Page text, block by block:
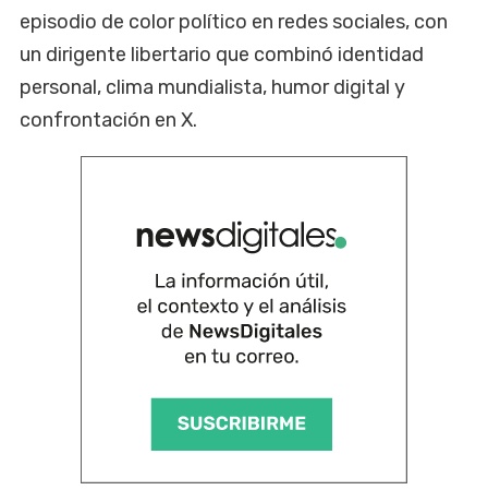
episodio de color político en redes sociales, con
un dirigente libertario que combinó identidad
personal, clima mundialista, humor digital y
confrontación en X.